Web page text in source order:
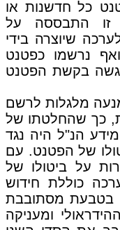
כל חדשנות או
זו התבססה על
שיוצרה בידי
נרשמו כפטנט
בקשת הפטנט
מלגלות לרשם
כך שהחלטתו של
הנ"ל היה נגד
של הפטנט. עם
על ביטולו של
כוללת חידוש
בטבעת מסתובבת
ומעניקה